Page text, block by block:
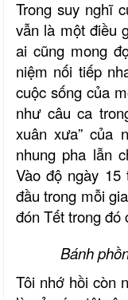
Trong suy nghĩ
vẫn là một điều
ai cũng mong
niệm nối tiếp
cuộc sống của
như câu ca
xuân xưa” của
nhung pha lẫn
Vào độ ngày 15
đầu trong mỗi
đón Tết trong đó
Bánh
Tôi nhớ hồi còn